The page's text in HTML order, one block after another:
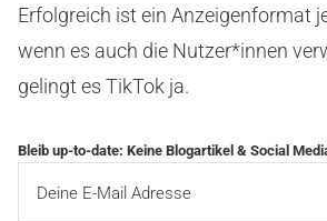
Erfolgreich ist ein Anzeigenformat
wenn es auch die Nutzer*innen
gelingt es TikTok ja.
Bleib up-to-date: Keine Blogartikel & Social